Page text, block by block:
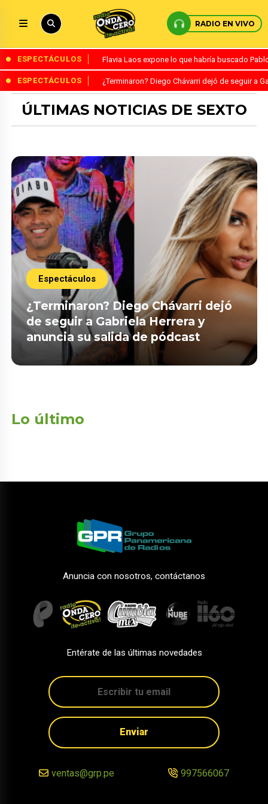
RADIO EN VIVO
ESPECTÁCULOS Flavia Laos expone lo que habría buscado
ESPECTÁCULOS ¿Terminaron? Diego Chávarri dejó de seguir a
ÚLTIMAS NOTICIAS DE SEXTO
Espectáculos
¿Terminaron? Diego Chávarri dejó
de seguir a Gabriela Herrera y
anuncia su salida de pódcast
Lo último
Anuncia con nosotros, contáctanos
Entérate de las últimas novedades
Enviar
ventas@grp.pe 997566067